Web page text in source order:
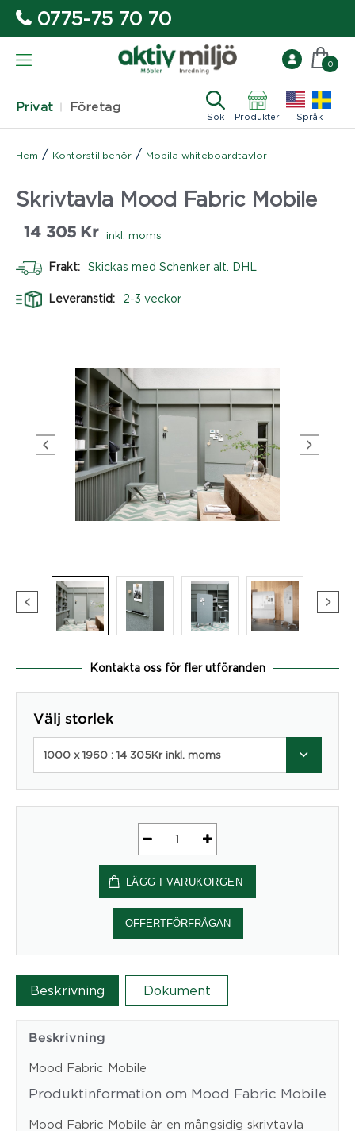
0775-75 70 70
Privat Företag
Sök Produkter Språk
0
Hem / Kontorstillbehör / Mobila whiteboardtavlor
Skrivtavla Mood Fabric Mobile
14 305 Kr inkl. moms
Frakt: Skickas med Schenker alt. DHL
Leveranstid: 2-3 veckor
Kontakta oss för fler utföranden
Välj storlek
1000 x 1960 : 14 305Kr inkl. moms
Skrivtavla
Mood
Fabric
Mobile
mängd
LÄGG I VARUKORGEN
OFFERTFÖRFRÅGAN
Beskrivning Dokument
Beskrivning
Mood Fabric Mobile
Produktinformation om Mood Fabric Mobile
Mood Fabric Mobile är en mångsidig skrivtavla